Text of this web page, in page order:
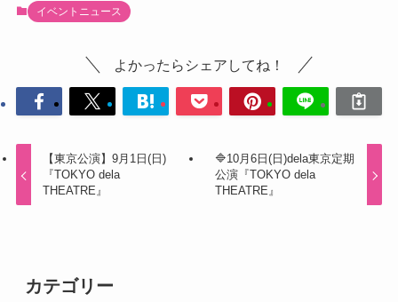
イベントニュース
よかったらシェアしてね！
【東京公演】9月1日(日)
『TOKYO dela
THEATRE』
🔷10月6日(日)dela東京定期
公演『TOKYO dela
THEATRE』
カテゴリー